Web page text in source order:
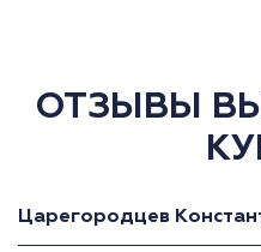
ОТЗЫВЫ
Царегородцев